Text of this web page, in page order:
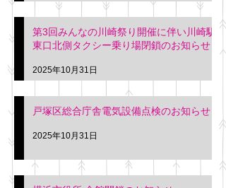
第3回みんなの川崎祭り開催に伴い川崎駅
東口北側タクシー乗り場閉鎖のお知らせ
2025年10月31日
戸塚区総合庁舎電気設備点検のお知らせ
2025年10月31日